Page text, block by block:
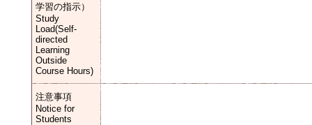
学習の指示）
Study
Load(Self-
directed
Learning
Outside
Course Hours)
注意事項
Notice for
Students